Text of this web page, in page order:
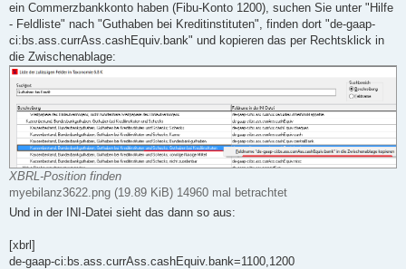
ein Commerzbankkonto haben (Fibu-Konto 1200), suchen Sie unter "Hilfe
- Feldliste" nach "Guthaben bei Kreditinstituten", finden dort "de-gaap-
ci:bs.ass.currAss.cashEquiv.bank" und kopieren das per Rechtsklick in
die Zwischenablage:
XBRL-Position finden
myebilanz3622.png (19.89 KiB) 14960 mal betrachtet
Und in der INI-Datei sieht das dann so aus:
[xbrl]
de-gaap-ci:bs.ass.currAss.cashEquiv.bank=1100,1200